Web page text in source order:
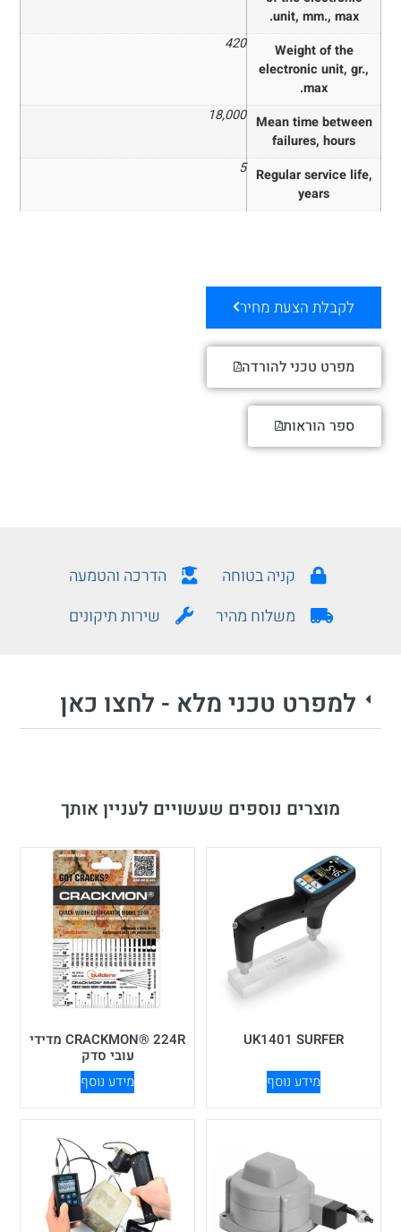
unit, mm., max.
Weight of the
electronic unit, gr.,
max.
420
Mean time between
failures, hours
18,000
Regular service life,
years
5
לקבלת הצעת מחיר
מפרט טכני להורדה
ספר הוראות
קניה בטוחה
הדרכה והטמעה
משלוח מהיר
שירות תיקונים
למפרט טכני מלא - לחצו כאן
מוצרים נוספים שעשויים לעניין אותך
UK1401 SURFER
מידע נוסף
CRACKMON® 224R מדידי
עובי סדק
מידע נוסף